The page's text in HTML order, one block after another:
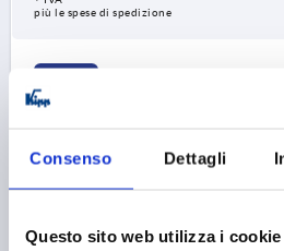
Consenso Dettagli
Questo sito web utilizza i cookie
più le spese di spedizione